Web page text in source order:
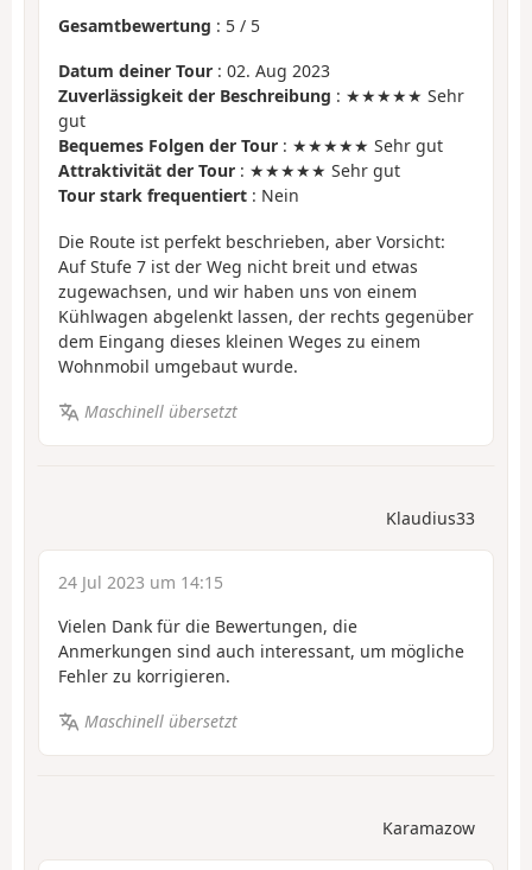
Gesamtbewertung : 5 / 5
Datum deiner Tour : 02. Aug 2023
Zuverlässigkeit der Beschreibung : ★★★★★ Sehr
gut
Bequemes Folgen der Tour : ★★★★★ Sehr gut
Attraktivität der Tour : ★★★★★ Sehr gut
Tour stark frequentiert : Nein
Die Route ist perfekt beschrieben, aber Vorsicht:
Auf Stufe 7 ist der Weg nicht breit und etwas
zugewachsen, und wir haben uns von einem
Kühlwagen abgelenkt lassen, der rechts gegenüber
dem Eingang dieses kleinen Weges zu einem
Wohnmobil umgebaut wurde.
Maschinell übersetzt
Klaudius33
24 Jul 2023 um 14:15
Vielen Dank für die Bewertungen, die
Anmerkungen sind auch interessant, um mögliche
Fehler zu korrigieren.
Maschinell übersetzt
Karamazow